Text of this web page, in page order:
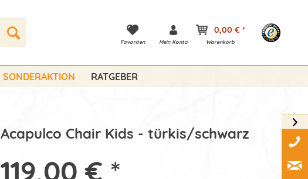
Favoriten Mein Konto
0,00 € *
Warenkorb
SONDERAKTION RATGEBER
Acapulco Chair Kids - türkis/schwarz
119,00 € *